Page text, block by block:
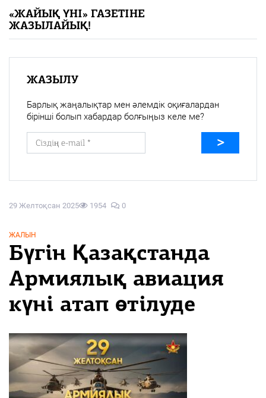
«Жайық үні» — 33 жыл
Каталог
29 Желтоқсан 2025 1954 0
ЖАЛЫН
Бүгін Қазақстанда
Армиялық авиация
күні атап өтілуде
«ЖАЙЫҚ ҮНІ» ГАЗЕТІНЕ
ЖАЗЫЛАЙЫҚ!
ЖАЗЫЛУ
Барлық жаңалықтар мен әлемдік оқиғалардан
бірінші болып хабардар болғыңыз келе ме?